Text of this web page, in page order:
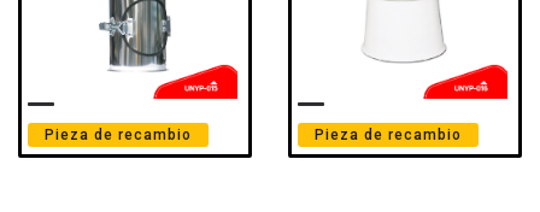
Pieza de recambio Pieza de recambio